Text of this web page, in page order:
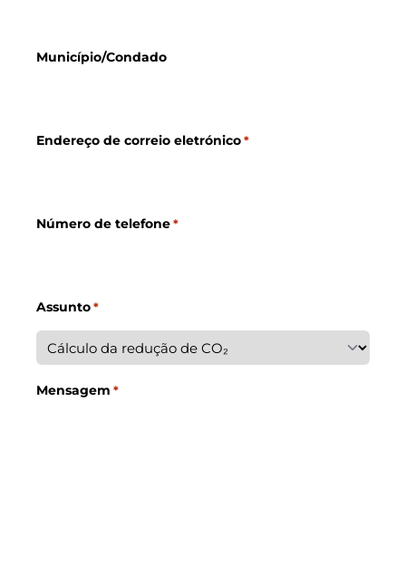
Município/Condado
Endereço de correio eletrónico *
Número de telefone *
Assunto *
Mensagem *